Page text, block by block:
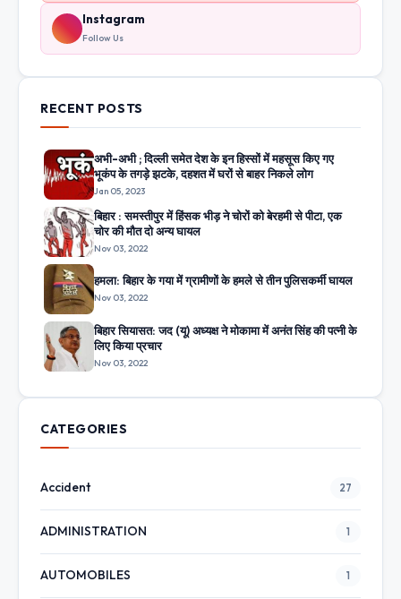
Instagram
Follow Us
RECENT POSTS
अभी-अभी ; दिल्ली समेत देश के इन हिस्सों में महसूस किए गए
भूकंप के तगड़े झटके, दहशत में घरों से बाहर निकले लोग
Jan 05, 2023
बिहार : समस्तीपुर में हिंसक भीड़ ने चोरों को बेरहमी से पीटा, एक
चोर की मौत दो अन्य घायल
Nov 03, 2022
हमला: बिहार के गया में ग्रामीणों के हमले से तीन पुलिसकर्मी घायल
Nov 03, 2022
बिहार सियासत: जद (यू) अध्यक्ष ने मोकामा में अनंत सिंह की पत्नी के
लिए किया प्रचार
Nov 03, 2022
CATEGORIES
Accident 27
ADMINISTRATION 1
AUTOMOBILES 1